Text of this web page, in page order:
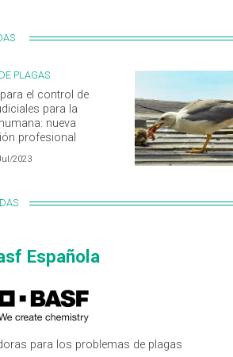
PLAGAS
el control de
para la
nueva
profesional
2023
Española
para los problemas de plagas